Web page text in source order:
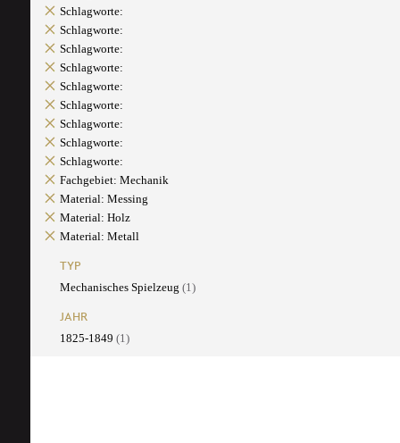
Schlagworte:
Schlagworte:
Schlagworte:
Schlagworte:
Schlagworte:
Schlagworte:
Schlagworte:
Schlagworte:
Schlagworte:
Fachgebiet: Mechanik
Material: Messing
Material: Holz
Material: Metall
TYP
Mechanisches Spielzeug (1)
JAHR
1825-1849 (1)